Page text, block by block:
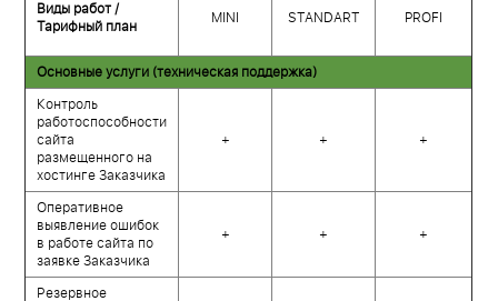
Виды работ /
Тарифный план
MINI STANDART PROFI
Основные услуги (техническая поддержка)
Контроль
работоспособности
сайта
размещенного на
хостинге Заказчика
+ + +
Оперативное
выявление ошибок
в работе сайта по
заявке Заказчика
+ + +
Резервное